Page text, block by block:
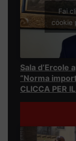
Fai
cookie
Sala d’Ercole
“Norma
CLICCA PER